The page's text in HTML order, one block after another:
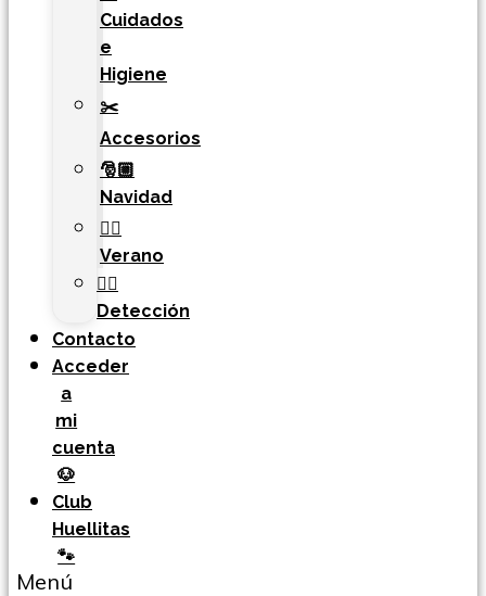
Cuidados
e
Higiene
✂️
Accesorios
🎅🏼
Navidad
🏄‍♀️
Verano
🐕‍🦺
Detección
Contacto
Acceder
a
mi
cuenta
🐶
Club
Huellitas
🐾
Menú